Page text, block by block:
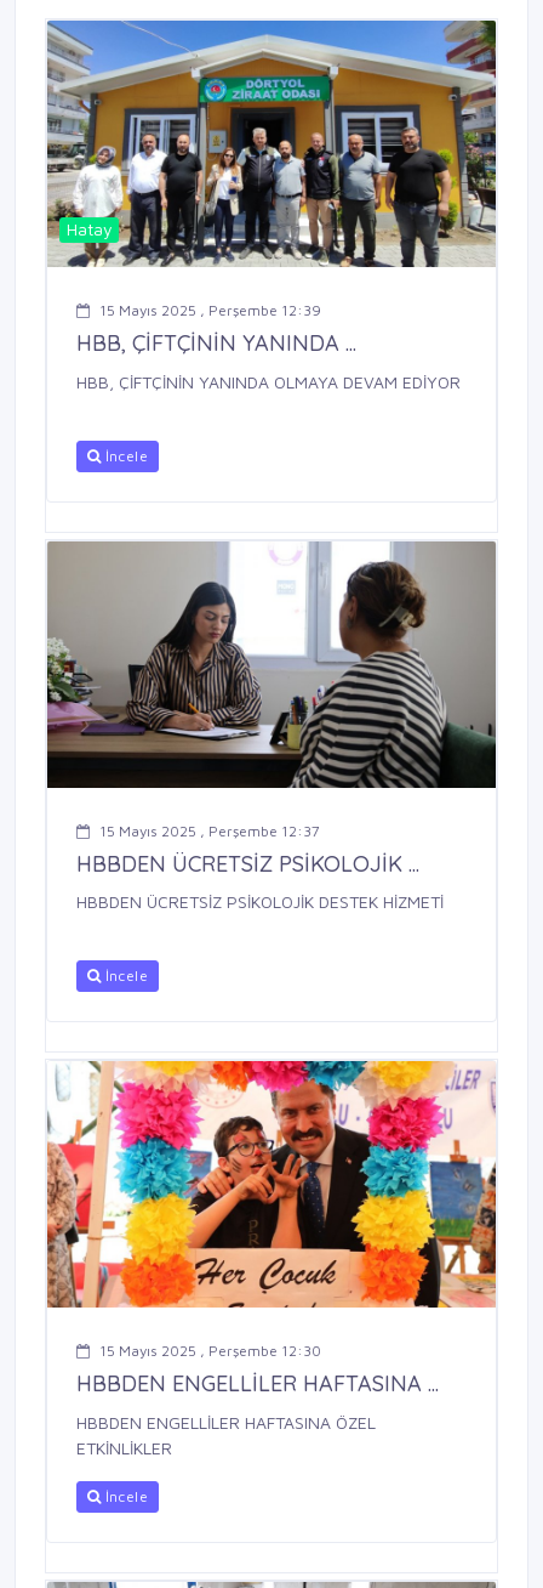
Hatay
15 Mayıs 2025 , Perşembe 12:39
HBB, ÇİFTÇİNİN YANINDA ...
HBB, ÇİFTÇİNİN YANINDA OLMAYA DEVAM EDİYOR
İncele
15 Mayıs 2025 , Perşembe 12:37
HBBDEN ÜCRETSİZ PSİKOLOJİK ...
HBBDEN ÜCRETSİZ PSİKOLOJİK DESTEK HİZMETİ
İncele
15 Mayıs 2025 , Perşembe 12:30
HBBDEN ENGELLİLER HAFTASINA ...
HBBDEN ENGELLİLER HAFTASINA ÖZEL
ETKİNLİKLER
İncele